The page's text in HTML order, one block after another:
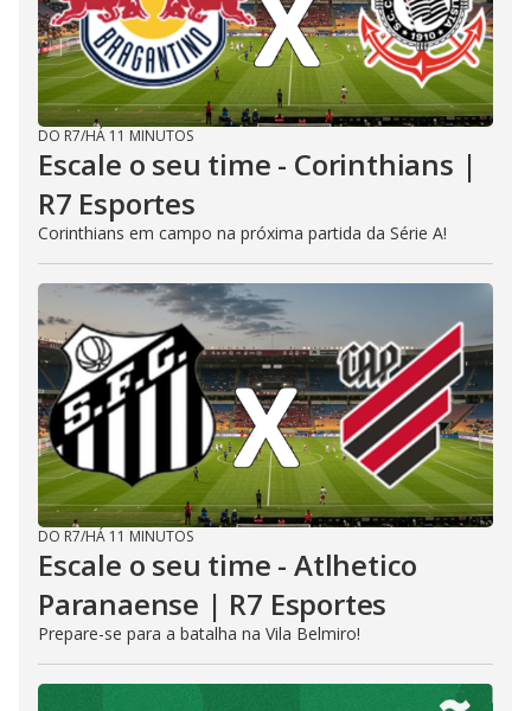
DO R7/HÁ 11 MINUTOS
Escale o seu time - Corinthians |
R7 Esportes
Corinthians em campo na próxima partida da Série A!
DO R7/HÁ 11 MINUTOS
Escale o seu time - Atlhetico
Paranaense | R7 Esportes
Prepare-se para a batalha na Vila Belmiro!